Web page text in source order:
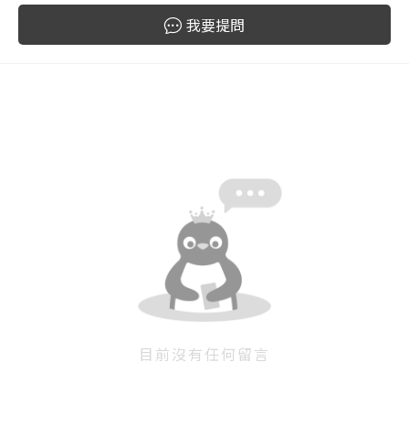
按下註冊即代表你同意我們的使用者條款
策。
我要提問
目前沒有任何留言